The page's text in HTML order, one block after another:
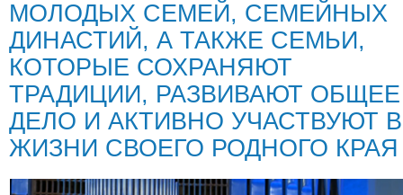
МОЛОДЫХ СЕМЕЙ, СЕМЕЙНЫХ
ДИНАСТИЙ, А ТАКЖЕ СЕМЬИ,
КОТОРЫЕ СОХРАНЯЮТ
ТРАДИЦИИ, РАЗВИВАЮТ ОБЩЕЕ
ДЕЛО И АКТИВНО УЧАСТВУЮТ В
ЖИЗНИ СВОЕГО РОДНОГО КРАЯ